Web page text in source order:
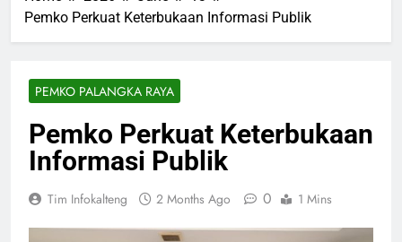
Pemko Perkuat Keterbukaan Informasi Publik
PEMKO PALANGKA RAYA
Pemko Perkuat Keterbukaan
Informasi Publik
Tim Infokalteng 2 Months Ago 0 1 Mins